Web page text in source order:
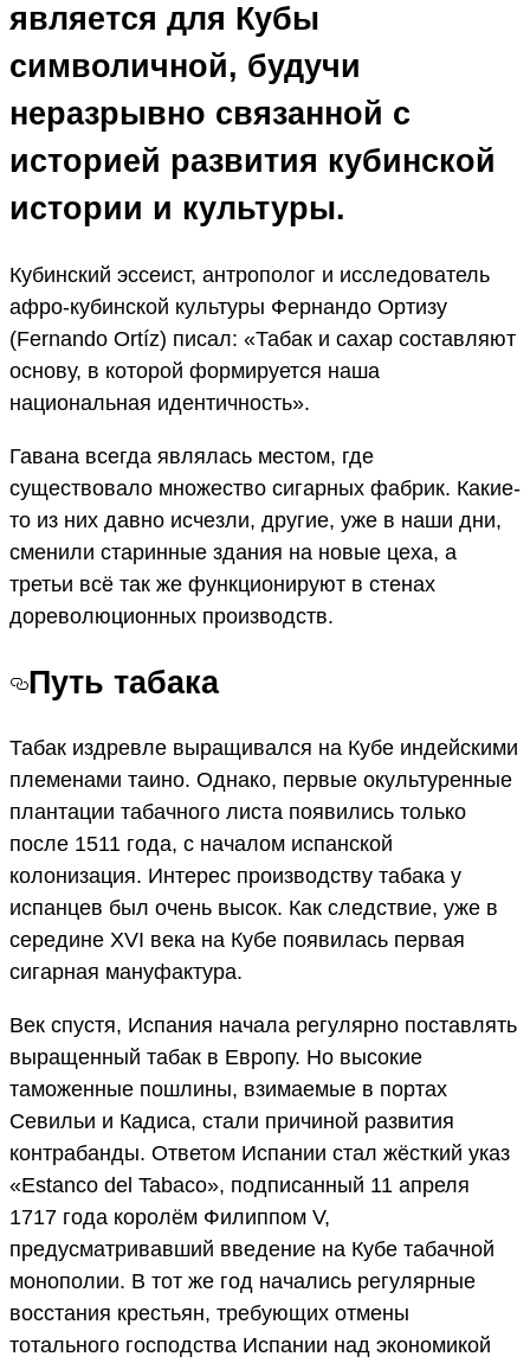
является для Кубы
символичной, будучи
неразрывно связанной с
историей развития кубинской
истории и культуры.
Кубинский эссеист, антрополог и исследователь
афро-кубинской культуры Фернандо Ортизу
(Fernando Ortíz) писал: «Табак и сахар составляют
основу, в которой формируется наша
национальная идентичность».
Гавана всегда являлась местом, где
существовало множество сигарных фабрик. Какие-
то из них давно исчезли, другие, уже в наши дни,
сменили старинные здания на новые цеха, а
третьи всё так же функционируют в стенах
дореволюционных производств.
Путь табака
Табак издревле выращивался на Кубе индейскими
племенами таино. Однако, первые окультуренные
плантации табачного листа появились только
после 1511 года, с началом испанской
колонизация. Интерес производству табака у
испанцев был очень высок. Как следствие, уже в
середине XVI века на Кубе появилась первая
сигарная мануфактура.
Век спустя, Испания начала регулярно поставлять
выращенный табак в Европу. Но высокие
таможенные пошлины, взимаемые в портах
Севильи и Кадиса, стали причиной развития
контрабанды. Ответом Испании стал жёсткий указ
«Estanco del Tabaco», подписанный 11 апреля
1717 года королём Филиппом V,
предусматривавший введение на Кубе табачной
монополии. В тот же год начались регулярные
восстания крестьян, требующих отмены
тотального господства Испании над экономикой